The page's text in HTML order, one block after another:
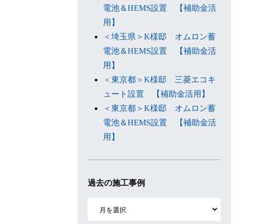
電池＆HEMS設置 【補助金活
用】
＜埼玉県＞K様邸 オムロン蓄
電池＆HEMS設置 【補助金活
用】
＜東京都＞K様邸 三菱エコキ
ュート設置 【補助金活用】
＜東京都＞K様邸 オムロン蓄
電池＆HEMS設置 【補助金活
用】
過去の施工事例